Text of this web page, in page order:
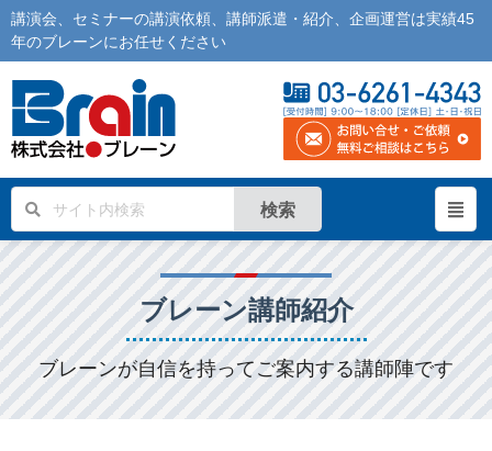
講演会 セミナーの講演依頼 講師派遣 ・紹介、企画運営は実績45
年のブレーンにお任せください
検索
ブレーン講師紹介
ブレーンが自信を持ってご案内する講師陣です